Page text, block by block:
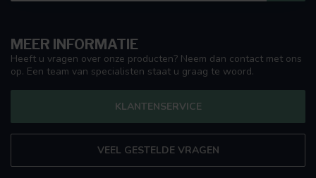
MEER INFORMATIE
Heeft u vragen over onze producten? Neem dan contact met ons
op. Een team van specialisten staat u graag te woord.
KLANTENSERVICE
VEEL GESTELDE VRAGEN